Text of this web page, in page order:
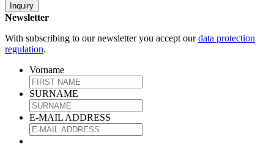
Inquiry
Newsletter
With subscribing to our newsletter you accept ourdata protection
regulation.
Vorname
SURNAME
E-MAIL ADDRESS